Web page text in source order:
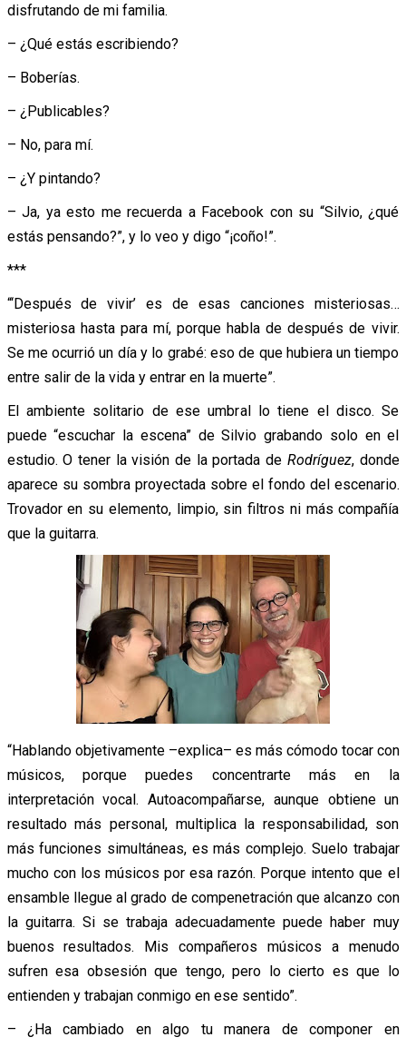
disfrutando de mi familia.
– ¿Qué estás escribiendo?
– Boberías.
– ¿Publicables?
– No, para mí.
– ¿Y pintando?
– Ja, ya esto me recuerda a Facebook con su “Silvio, ¿qué
estás pensando?”, y lo veo y digo “¡coño!”.
***
“‘Después de vivir’ es de esas canciones misteriosas…
misteriosa hasta para mí, porque habla de después de vivir.
Se me ocurrió un día y lo grabé: eso de que hubiera un tiempo
entre salir de la vida y entrar en la muerte”.
El ambiente solitario de ese umbral lo tiene el disco. Se
puede “escuchar la escena” de Silvio grabando solo en el
estudio. O tener la visión de la portada de Rodríguez, donde
aparece su sombra proyectada sobre el fondo del escenario.
Trovador en su elemento, limpio, sin filtros ni más compañía
que la guitarra.
“Hablando objetivamente –explica– es más cómodo tocar con
músicos, porque puedes concentrarte más en la
interpretación vocal. Autoacompañarse, aunque obtiene un
resultado más personal, multiplica la responsabilidad, son
más funciones simultáneas, es más complejo. Suelo trabajar
mucho con los músicos por esa razón. Porque intento que el
ensamble llegue al grado de compenetración que alcanzo con
la guitarra. Si se trabaja adecuadamente puede haber muy
buenos resultados. Mis compañeros músicos a menudo
sufren esa obsesión que tengo, pero lo cierto es que lo
entienden y trabajan conmigo en ese sentido”.
– ¿Ha cambiado en algo tu manera de componer en